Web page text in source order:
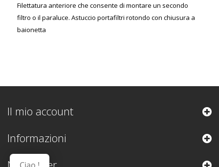
Filettatura anteriore che consente di montare un secondo
filtro o il paraluce. Astuccio portafiltri rotondo con chiusura a
baionetta
Il mio account
Informazioni